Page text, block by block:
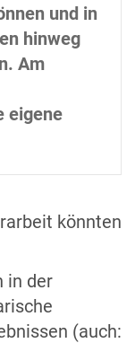
und in
hinweg
Am
eigene
könnten
in der
(auch: